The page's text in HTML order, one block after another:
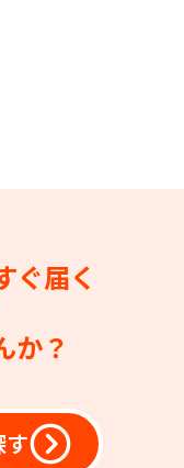
ぐ届く
か？